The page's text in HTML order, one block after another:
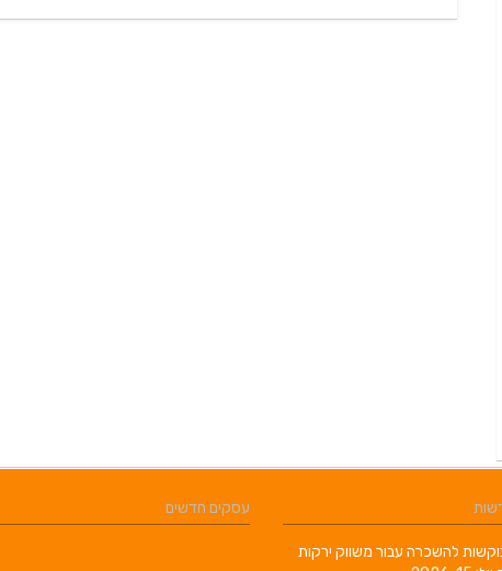
עסקים חדשים
להשכרה עבור משווק ירקות